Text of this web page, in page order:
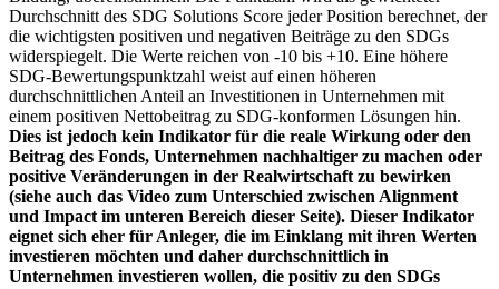
Durchschnitt des SDG Solutions Score jeder Position berechnet, der
die wichtigsten positiven und negativen Beiträge zu den SDGs
widerspiegelt. Die Werte reichen von -10 bis +10. Eine höhere
SDG-Bewertungspunktzahl weist auf einen höheren
durchschnittlichen Anteil an Investitionen in Unternehmen mit
einem positiven Nettobeitrag zu SDG-konformen Lösungen hin.
Dies ist jedoch kein Indikator für die reale Wirkung oder den
Beitrag des Fonds, Unternehmen nachhaltiger zu machen oder
positive Veränderungen in der Realwirtschaft zu bewirken
(siehe auch das Video zum Unterschied zwischen Alignment
und Impact im unteren Bereich dieser Seite). Dieser Indikator
eignet sich eher für Anleger, die im Einklang mit ihren Werten
investieren möchten und daher durchschnittlich in
Unternehmen investieren wollen, die positiv zu den SDGs